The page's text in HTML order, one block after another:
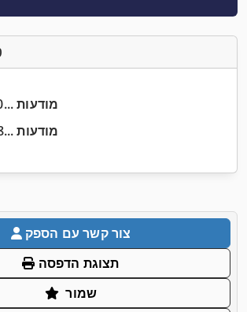
+90 533 0... מודעות
+90 232 8... מודעות
צור קשר עם הספק
תצוגת הדפסה
שמור